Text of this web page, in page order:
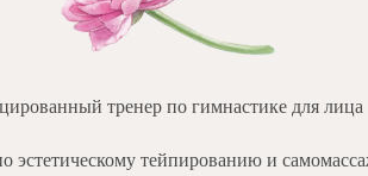
тренер по гимнастике для лица
эстетическому тейпированию и